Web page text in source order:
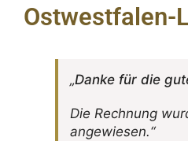
Ostwestfalen-
„Danke für die
Die Rech­nung
angewiesen.“